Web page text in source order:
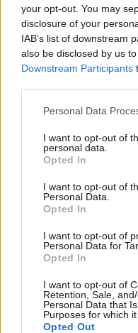
your opt-out. You may
disclosure of your
IAB’s list of downstream
also be disclosed by us
Downstream Participants
Personal Data
I want to opt-out of
personal data.
Opted In
I want to opt-out of
Personal Data.
Opted In
I want to opt-out of
Personal Data for
Opted In
I want to opt-out of
Retention, Sale,
Personal Data that
Purposes for which it
Opted Out
Lakossági
negyedben:
tó körül